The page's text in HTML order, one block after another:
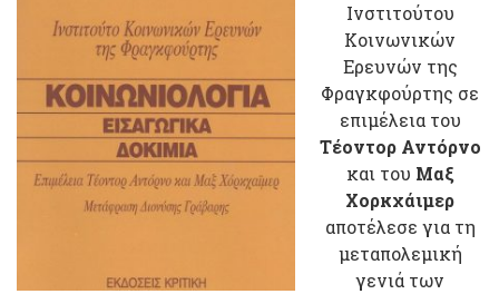
Ινστιτούτου
Κοινωνικών
Ερευνών της
Φραγκφούρτης σε
επιμέλεια του
Τέοντορ Αντόρνο
και του Μαξ
Χορκχάιμερ
αποτέλεσε για τη
μεταπολεμική
γενιά των